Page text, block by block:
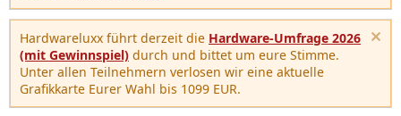
Hardwareluxx führt derzeit die Hardware-Umfrage 2026
(mit Gewinnspiel) durch und bittet um eure Stimme.
Unter allen Teilnehmern verlosen wir eine aktuelle
Grafikkarte Eurer Wahl bis 1099 EUR.